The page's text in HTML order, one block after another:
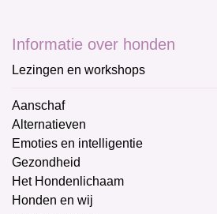
Informatie over honden
Lezingen en workshops
Aanschaf
Alternatieven
Emoties en intelligentie
Gezondheid
Het Hondenlichaam
Honden en wij